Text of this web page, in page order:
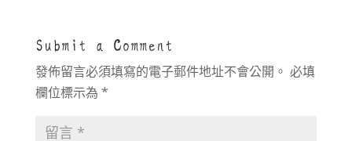
Submit a Comment
發佈留言必須填寫的電子郵件地址不會公開。 必填
欄位標示為 *